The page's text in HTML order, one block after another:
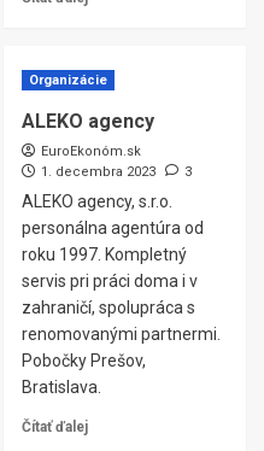
Organizácie
ALEKO agency
EuroEkonóm.sk
1. decembra 2023
3
ALEKO agency, s.r.o.
personálna agentúra od
roku 1997. Kompletný
servis pri práci doma i v
zahraničí, spolupráca s
renomovanými partnermi.
Pobočky Prešov,
Bratislava.
Čítať ďalej